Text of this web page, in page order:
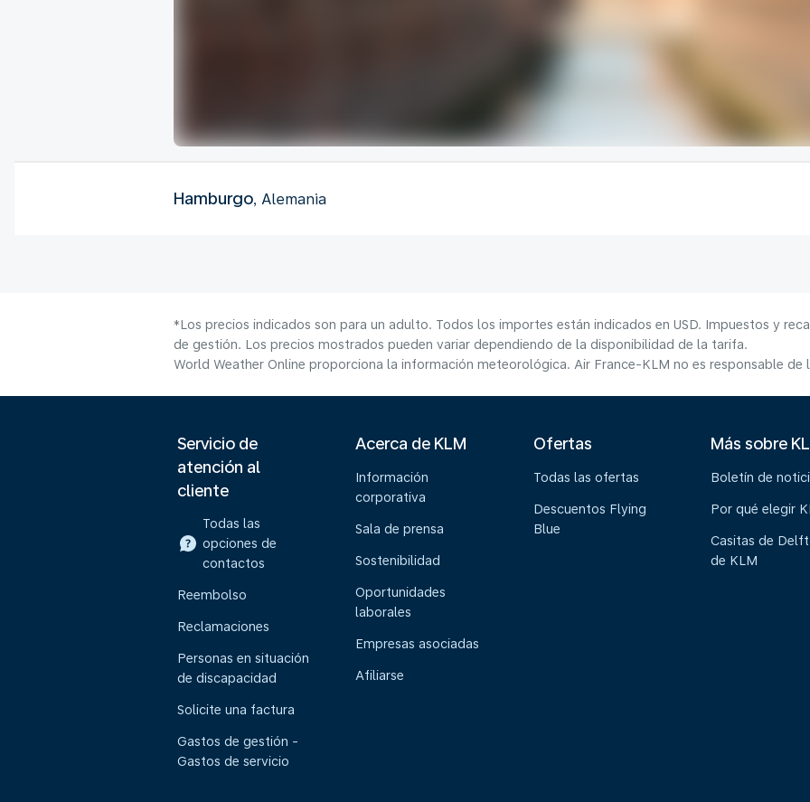
Hamburgo, Alemania
*Los precios indicados son para un adulto. Todos los importes están indicados en USD. Impuestos y
de gestión. Los precios mostrados pueden variar dependiendo de la disponibilidad de la tarifa.
World Weather Online proporciona la información meteorológica. Air France-KLM no es responsable
Servicio de
atención al
cliente
Todas las
opciones de
contactos
Reembolso
Reclamaciones
Personas en situación
de discapacidad
Solicite una factura
Gastos de gestión -
Gastos de servicio
Acerca de KLM
Información
corporativa
Sala de prensa
Sostenibilidad
Oportunidades
laborales
Empresas asociadas
Afiliarse
Ofertas
Todas las ofertas
Descuentos Flying
Blue
Más sobre
Boletín de
Por qué elegir
Casitas de
de KLM